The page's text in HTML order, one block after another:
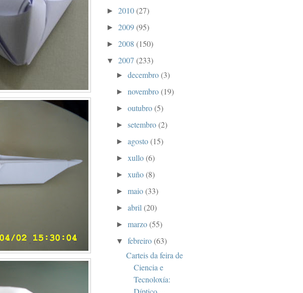
► 2010(27)
► 2009(95)
► 2008 (150)
▼ 2007 (233)
►decembro(3)
►novembro(19)
►outubro(5)
►setembro(2)
►agosto(15)
►xullo(6)
►xuño(8)
►maio(33)
►abril(20)
►marzo(55)
▼febreiro(63)
Carteis da feira de
Ciencia e
Tecnoloxía: